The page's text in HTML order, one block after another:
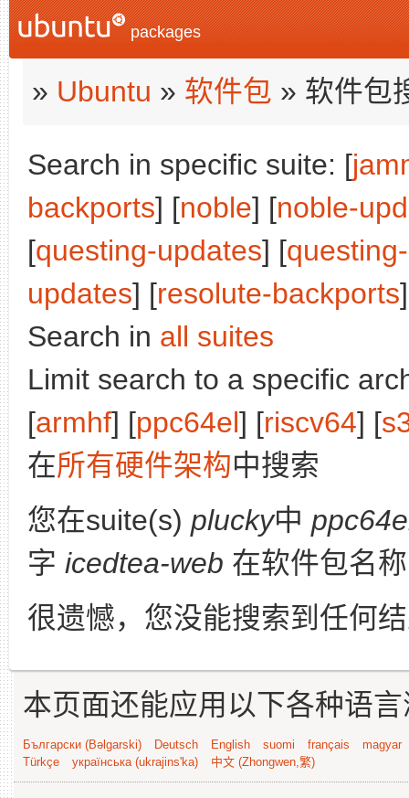
packages
» Ubuntu » 软件包 » 软件包
Search in specific suite: [
backports] [noble] [noble-
[questing-updates] [
updates] [resolute-backports
Search in all suites
Limit search to a specific
[armhf] [ppc64el] [riscv64] [
在所有硬件架构中搜索
您在suite(s) plucky中
字 icedtea-web 在软件包名
很遗憾，您没能搜索到任何
本页面还能应用以下各种语
Български (Bəlgarski) Deutsch English suomi français
magyar
Türkçe
українська (ukrajins'ka) 中文 (Zhongwen,繁)